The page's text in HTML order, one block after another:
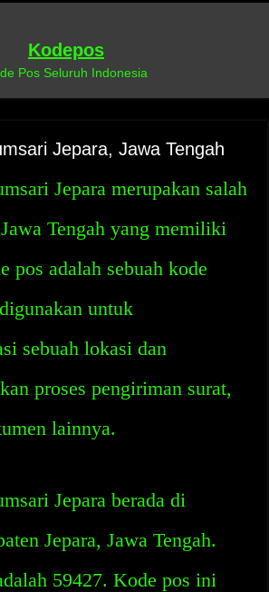
Kodepos
Pos Seluruh Indonesia
Jepara, Jawa Tengah
Jepara merupakan salah
Tengah yang memiliki
pos adalah sebuah kode
untuk
sebuah lokasi dan
proses pengiriman surat,
lainnya.
Jepara berada di
Jepara, Jawa Tengah.
59427. Kode pos ini